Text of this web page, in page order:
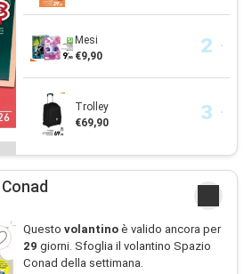
Mesi
€9,90
Trolley
€69,90
Questo volantinoè valido ancora per
29 giorni. Sfoglia il volantino Spazio
Conad della settimana.